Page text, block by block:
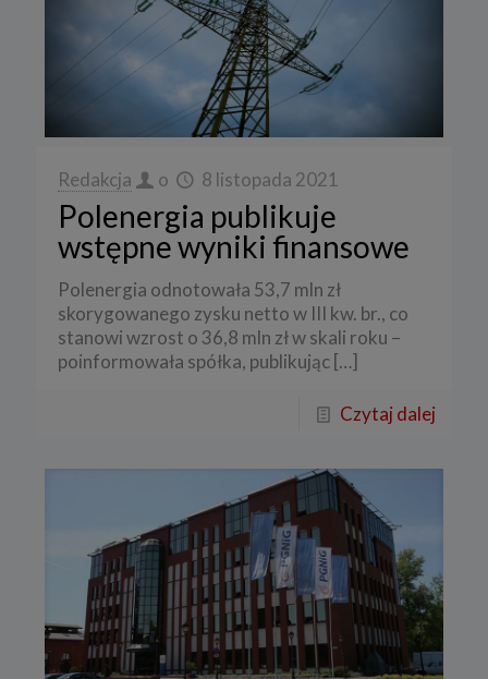
Redakcja o 8 listopada 2021
Polenergia publikuje
wstępne wyniki finansowe
Polenergia odnotowała 53,7 mln zł
skorygowanego zysku netto w III kw. br., co
stanowi wzrost o 36,8 mln zł w skali roku –
poinformowała spółka, publikując […]
Czytaj dalej